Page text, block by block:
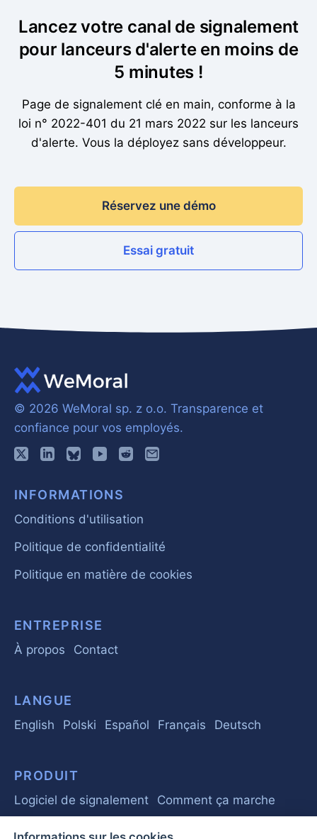
Lancez votre canal de signalement
pour lanceurs d'alerte en moins de
5 minutes !
Page de signalement clé en main, conforme à la
loi n° 2022-401 du 21 mars 2022 sur les lanceurs
d'alerte. Vous la déployez sans développeur.
Réservez une démo
Essai gratuit
© 2026 WeMoral sp. z o.o. Transparence et
confiance pour vos employés.
INFORMATIONS
Conditions d'utilisation
Politique de confidentialité
Politique en matière de cookies
ENTREPRISE
À propos Contact
LANGUE
English Polski Español Français Deutsch
PRODUIT
Logiciel de signalement Comment ça marche